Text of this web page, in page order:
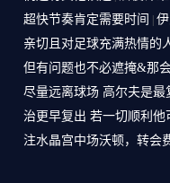
超快节奏肯定需要时间
亲切且对足球充满热情的
但有问题也不必遮掩&那
尽量远离球场 高尔夫是最
治更早复出 若一切顺利他
注水晶宫中场沃顿，转会